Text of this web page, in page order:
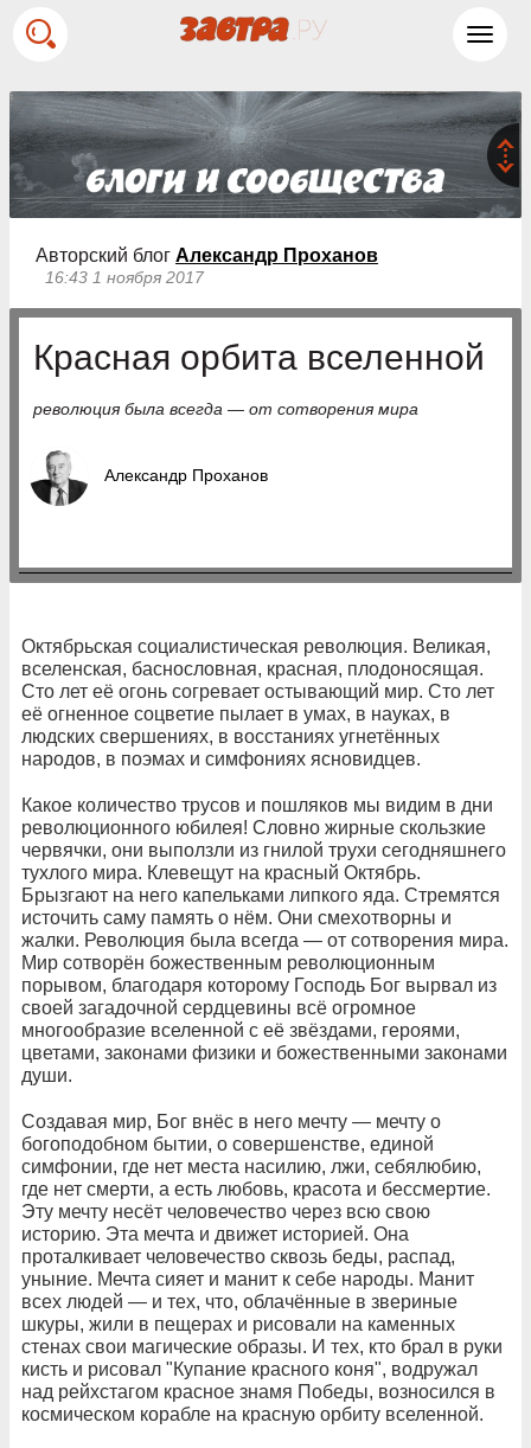
Авторский блог Александр Проханов
16:43 1 ноября 2017
Красная орбита вселенной
революция была всегда — от сотворения мира
Александр Проханов
Октябрьская социалистическая революция. Великая,
вселенская, баснословная, красная, плодоносящая.
Сто лет её огонь согревает остывающий мир. Сто лет
её огненное соцветие пылает в умах, в науках, в
людских свершениях, в восстаниях угнетённых
народов, в поэмах и симфониях ясновидцев.
Какое количество трусов и пошляков мы видим в дни
революционного юбилея! Словно жирные скользкие
червячки, они выползли из гнилой трухи сегодняшнего
тухлого мира. Клевещут на красный Октябрь.
Брызгают на него капельками липкого яда. Стремятся
источить саму память о нём. Они смехотворны и
жалки. Революция была всегда — от сотворения мира.
Мир сотворён божественным революционным
порывом, благодаря которому Господь Бог вырвал из
своей загадочной сердцевины всё огромное
многообразие вселенной с её звёздами, героями,
цветами, законами физики и божественными законами
души.
Создавая мир, Бог внёс в него мечту — мечту о
богоподобном бытии, о совершенстве, единой
симфонии, где нет места насилию, лжи, себялюбию,
где нет смерти, а есть любовь, красота и бессмертие.
Эту мечту несёт человечество через всю свою
историю. Эта мечта и движет историей. Она
проталкивает человечество сквозь беды, распад,
уныние. Мечта сияет и манит к себе народы. Манит
всех людей — и тех, что, облачённые в звериные
шкуры, жили в пещерах и рисовали на каменных
стенах свои магические образы. И тех, кто брал в руки
кисть и рисовал "Купание красного коня", водружал
над рейхстагом красное знамя Победы, возносился в
космическом корабле на красную орбиту вселенной.